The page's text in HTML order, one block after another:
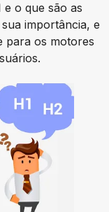
e o que são as
importância, e
para os motores